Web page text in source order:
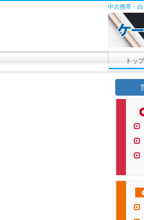
中古携帯・
トッ